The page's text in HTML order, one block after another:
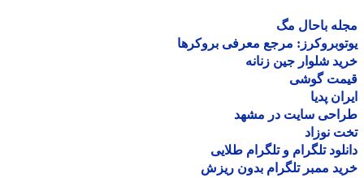
باحال مگ
مرجع معرفی بروکرها
شلوار جین زنانه
گوشی
پدیا
سایت در مشهد
نوزاد
تلگرام و تلگرام طلایی
ممبر تلگرام بدون ریزش